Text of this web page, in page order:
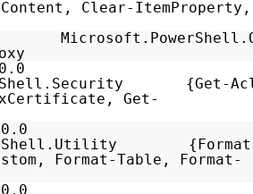
Clear-ItemProperty,
Path...}
{Get-
Get-
Format-Table, Format-